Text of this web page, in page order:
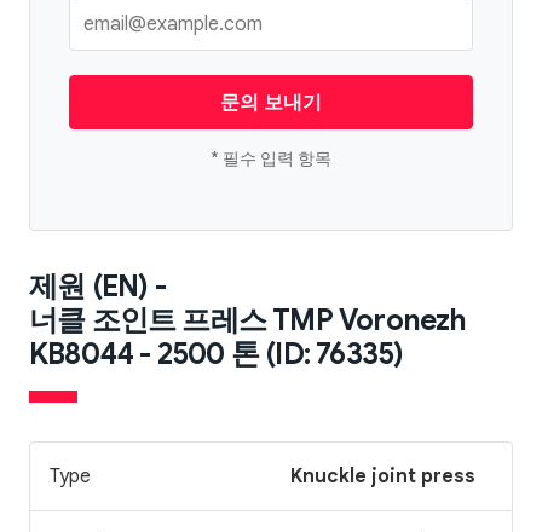
문의 보내기
* 필수 입력 항목
제원 (EN) -
너클 조인트 프레스 TMP Voronezh
KB8044 - 2500 톤 (ID: 76335)
Type Knuckle joint press